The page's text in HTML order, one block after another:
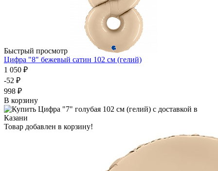
Быстрый просмотр
Цифра "8" бежевый сатин 102 см (гелий)
1 050 ₽
-52 ₽
998 ₽
В корзину
Товар добавлен в корзину!